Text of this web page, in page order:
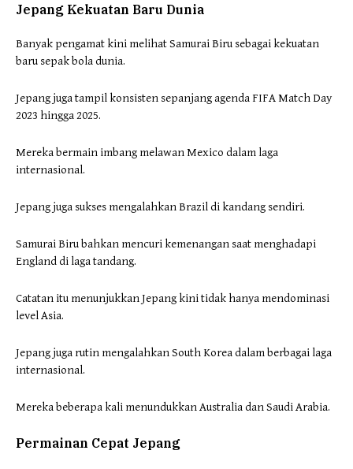
Jepang Kekuatan Baru Dunia
Banyak pengamat kini melihat Samurai Biru sebagai kekuatan
baru sepak bola dunia.
Jepang juga tampil konsisten sepanjang agenda FIFA Match Day
2023 hingga 2025.
Mereka bermain imbang melawan Mexico dalam laga
internasional.
Jepang juga sukses mengalahkan Brazil di kandang sendiri.
Samurai Biru bahkan mencuri kemenangan saat menghadapi
England di laga tandang.
Catatan itu menunjukkan Jepang kini tidak hanya mendominasi
level Asia.
Jepang juga rutin mengalahkan South Korea dalam berbagai laga
internasional.
Mereka beberapa kali menundukkan Australia dan Saudi Arabia.
Permainan Cepat Jepang